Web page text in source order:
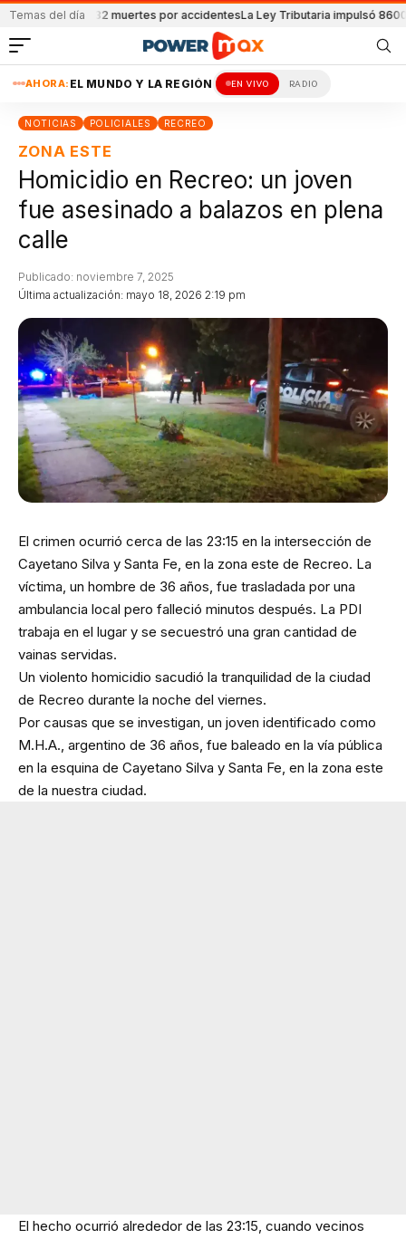
Temas del día32 muertes por accidentesLa Ley Tributaria impulsó 8600
AHORA: EL MUNDO Y LA REGIÓN EN VIVO RADIO
NOTICIAS POLICIALES RECREO
ZONA ESTE
Homicidio en Recreo: un joven
fue asesinado a balazos en plena
calle
Última actualización: mayo 18, 2026 2:19 pm
Publicado: noviembre 7, 2025
El crimen ocurrió cerca de las 23:15 en la intersección de
Cayetano Silva y Santa Fe, en la zona este de Recreo. La
víctima, un hombre de 36 años, fue trasladada por una
ambulancia local pero falleció minutos después. La PDI
trabaja en el lugar y se secuestró una gran cantidad de
vainas servidas.
Un violento homicidio sacudió la tranquilidad de la ciudad
de Recreo durante la noche del viernes.
Por causas que se investigan, un joven identificado como
M.H.A., argentino de 36 años, fue baleado en la vía pública
en la esquina de Cayetano Silva y Santa Fe, en la zona este
de la nuestra ciudad.
El hecho ocurrió alrededor de las 23:15, cuando vecinos